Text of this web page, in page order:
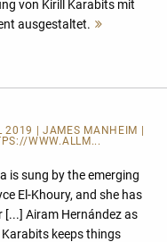
von Kirill Karabits mit
ausgestaltet.
2019 | JAMES MANHEIM |
WWW.ALLM...
is sung by the emerging
El-Khoury, and she has
Airam Hernández as
keeps things